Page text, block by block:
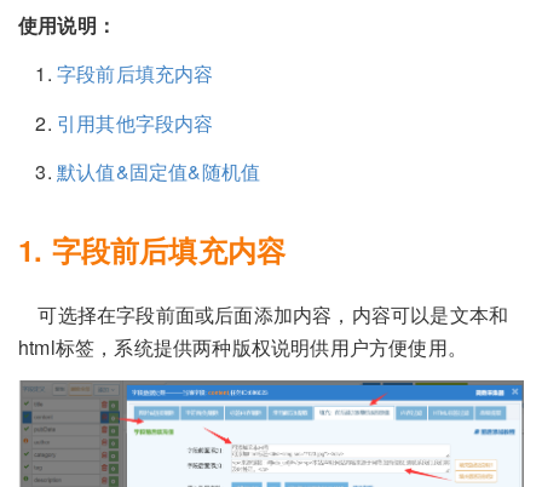
使用说明：
字段前后填充内容
引用其他字段内容
默认值&固定值&随机值
1. 字段前后填充内容
可选择在字段前面或后面添加内容，内容可以是文本和
html标签，系统提供两种版权说明供用户方便使用。